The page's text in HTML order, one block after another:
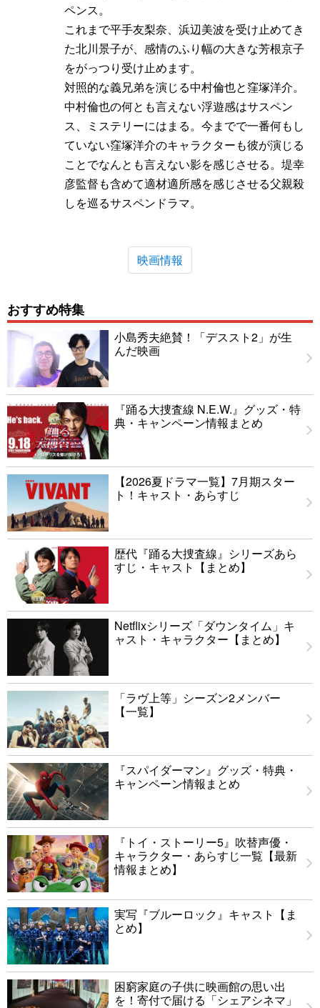
ペンス。
これまで平手友梨奈、浜辺美波を受け止めてき
た北川景子が、感情のふり幅の大きな芳根京子
をがっつり受け止めます。
対照的な義兄弟を演じる中村倫也と窪塚洋介。
中村倫也の何とも言えない浮遊感はサスペン
ス、ミステリーにはまる。今までで一番何もし
ていない窪塚洋介のキャラクターも彼が演じる
ことでなんとも言えない影を感じさせる。堤幸
彦監督も含めて適材適所感を感じさせる父親殺
しを巡るサスペンドラマ。
映画情報
おすすめ特集
小島秀夫絶賛！「デススト2」が生
んだ映画
『踊る大捜査線 N.E.W.』グッズ・特
典・キャンペーン情報まとめ
【2026夏ドラマ一覧】7月期スター
ト！キャスト・あらすじ
歴代『踊る大捜査線』シリーズあら
すじ・キャスト【まとめ】
Netflixシリーズ「ダウンタイム」キ
ャスト・キャラクター【まとめ】
「ラヴ上等」シーズン2メンバー
【一覧】
『スパイダーマン』グッズ・特典・
キャンペーン情報まとめ
『トイ・ストーリー5』吹替声優・
キャラクター・あらすじ一覧【最新
情報まとめ】
実写『ブルーロック』キャスト【ま
とめ】
困窮家庭の子供に映画館の思い出
を！寄付で届ける「シェアシネマ」